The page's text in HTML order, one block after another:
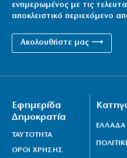
ενημερωμένος με τις
αποκλειστικό περιεχόμενο
Ακολουθήστε μας ⟶
Εφημερίδα
Δημοκρατία
ΤΑΥΤΟΤΗΤΑ
ΟΡΟΙ ΧΡΗΣΗΣ
ΕΛΛΑΔΑ